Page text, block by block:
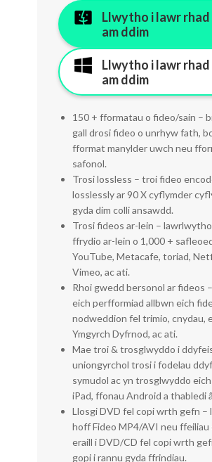
Llwytho i lawr rhad
am ddim
Llwytho i lawr rhad
am ddim
150 + fformatau o fideo/sain –
gall drosi fideo o unrhyw fath,
fformat manylder uwch neu
safonol.
Trosi lossless – troi fideo
losslessly ar 90 X cyflymder
gyda dim colli ansawdd.
Trosi fideos ar-lein –
ffrydio ar-lein o 1,000 +
YouTube, Metacafe, toriad,
Vimeo, ac ati.
Rhoi gwedd bersonol ar fideos
eich perfformiad allbwn eich
nodweddion fel trimio, cnydau,
Ymgyrch Dyfrnod, ac ati.
Mae troi & trosglwyddo i
uniongyrchol trosi i fodelau
symudol ac yn trosglwyddo
iPad, ffonau Android a thabledi
Llosgi DVD fel copi wrth gefn –
hoff Fideo MP4/AVI neu ffeiliau
eraill i DVD/CD fel copi wrth
gopi i rannu gyda ffrindiau.